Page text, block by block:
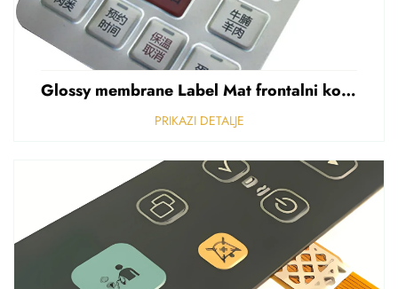
Glossy membrane Label Mat frontalni kontrolni panel Sticker Refuziran polikarbonat Grafički preklapanje
PRIKAZI DETALJE